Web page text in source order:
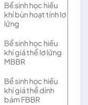
Bể sinh học hiếu
khí bùn hoạt tính lơ
lửng
Bể sinh học hiếu
khí giá thể lơ lửng
MBBR
Bể sinh học hiếu
khí giá thể dính
bám FBBR